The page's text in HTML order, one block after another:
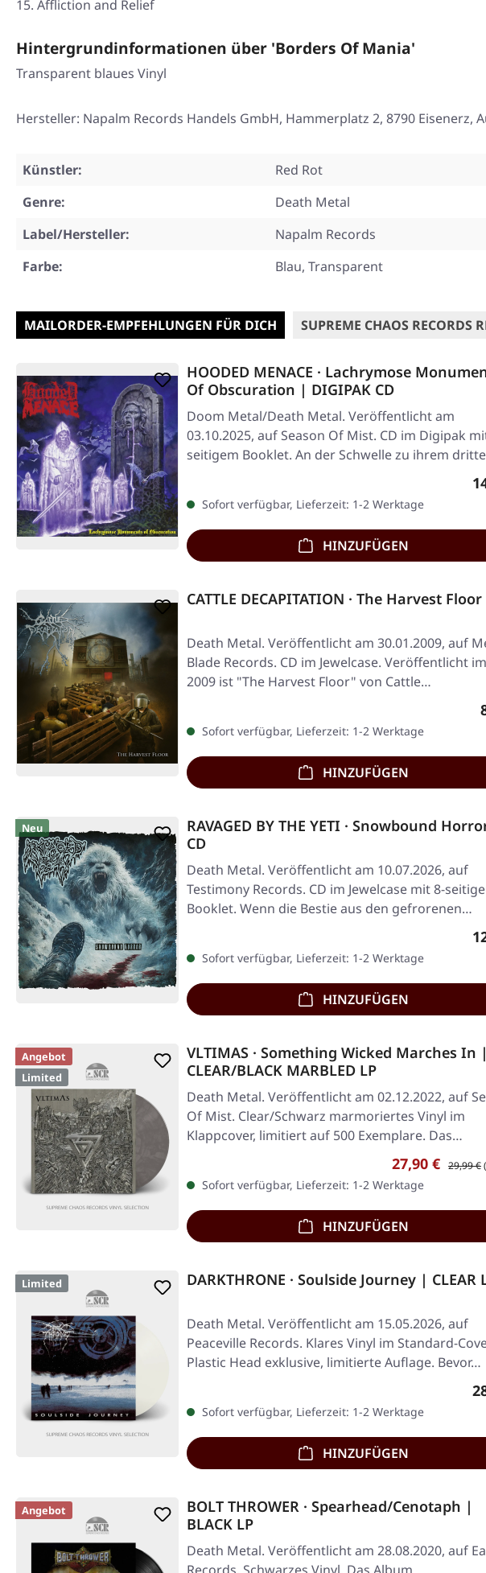
Affliction and Relief
Hintergrundinformationen über 'Borders Of Mania'
Transparent blaues Vinyl
Hersteller: Napalm Records Handels GmbH, Hammerplatz 2, 8790 Eisenerz,
Künstler:
Red Rot
Genre:
Death Metal
Label/Hersteller:
Napalm Records
Farbe:
Blau, Transparent
MAILORDER-EMPFEHLUNGEN FÜR DICH SUPREME CHAOS RECORDS
HOODED MENACE · Lachrymose
Of Obscuration | DIGIPAK CD
Doom Metal/Death Metal. Veröffentlicht am
03.10.2025, auf Season Of Mist. CD im Digipak
seitigem Booklet. An der Schwelle zu ihrem
Sofort verfügbar, Lieferzeit: 1-2 Werktage
HINZUFÜGEN
CATTLE DECAPITATION · The Harvest
Death Metal. Veröffentlicht am 30.01.2009, auf
Blade Records. CD im Jewelcase. Veröffentlicht
2009 ist "The Harvest Floor" von Cattle…
Sofort verfügbar, Lieferzeit: 1-2 Werktage
HINZUFÜGEN
Neu
RAVAGED BY THE YETI · Snowbound
CD
Death Metal. Veröffentlicht am 10.07.2026, auf
Testimony Records. CD im Jewelcase mit 8-
Booklet. Wenn die Bestie aus den gefrorenen
Sofort verfügbar, Lieferzeit: 1-2 Werktage
HINZUFÜGEN
Angebot
Limited
VLTIMAS · Something Wicked Marches In |
CLEAR/BLACK MARBLED LP
Death Metal. Veröffentlicht am 02.12.2022, auf
Of Mist. Clear/Schwarz marmoriertes Vinyl im
Klappcover, limitiert auf 500 Exemplare. Das…
27,90 € 29,99 €
Sofort verfügbar, Lieferzeit: 1-2 Werktage
HINZUFÜGEN
Limited DARKTHRONE · Soulside Journey | CLEAR
Death Metal. Veröffentlicht am 15.05.2026, auf
Peaceville Records. Klares Vinyl im Standard-
Plastic Head exklusive, limitierte Auflage. Bevor…
Sofort verfügbar, Lieferzeit: 1-2 Werktage
HINZUFÜGEN
Angebot
BOLT THROWER · Spearhead/Cenotaph |
BLACK LP
Death Metal. Veröffentlicht am 28.08.2020, auf